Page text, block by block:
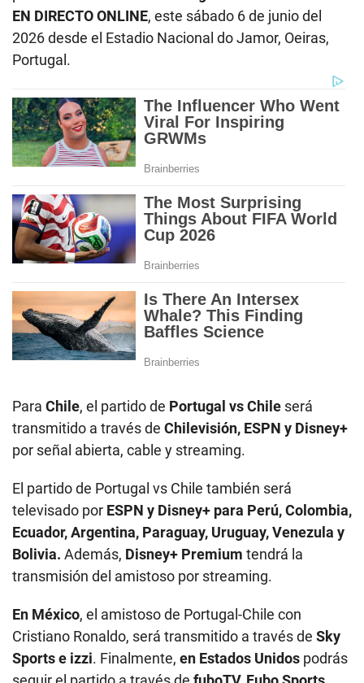
EN DIRECTO ONLINE, este sábado 6 de junio del
2026 desde el Estadio Nacional do Jamor, Oeiras,
Portugal.
Para Chile, el partido de Portugal vs Chile será
transmitido a través de Chilevisión, ESPN y Disney+
por señal abierta, cable y streaming.
El partido de Portugal vs Chile también será
televisado por ESPN y Disney+ para Perú, Colombia,
Ecuador, Argentina, Paraguay, Uruguay, Venezula y
Bolivia. Además, Disney+ Premium tendrá la
transmisión del amistoso por streaming.
En México, el amistoso de Portugal-Chile con
Cristiano Ronaldo, será transmitido a través de Sky
Sports e izzi. Finalmente, en Estados Unidos podrás